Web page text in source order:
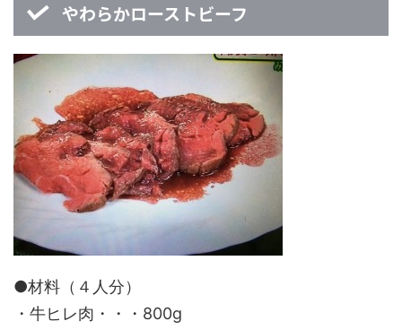
やわらかローストビーフ
●材料（４人分）
・牛ヒレ肉・・・800g